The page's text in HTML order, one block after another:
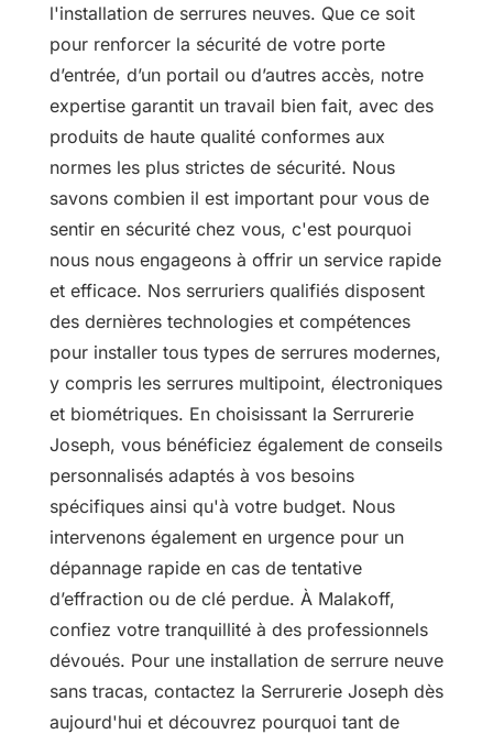
l'installation de serrures neuves. Que ce soit
pour renforcer la sécurité de votre porte
d’entrée, d’un portail ou d’autres accès, notre
expertise garantit un travail bien fait, avec des
produits de haute qualité conformes aux
normes les plus strictes de sécurité. Nous
savons combien il est important pour vous de
sentir en sécurité chez vous, c'est pourquoi
nous nous engageons à offrir un service rapide
et efficace. Nos serruriers qualifiés disposent
des dernières technologies et compétences
pour installer tous types de serrures modernes,
y compris les serrures multipoint, électroniques
et biométriques. En choisissant la Serrurerie
Joseph, vous bénéficiez également de conseils
personnalisés adaptés à vos besoins
spécifiques ainsi qu'à votre budget. Nous
intervenons également en urgence pour un
dépannage rapide en cas de tentative
d’effraction ou de clé perdue. À Malakoff,
confiez votre tranquillité à des professionnels
dévoués. Pour une installation de serrure neuve
sans tracas, contactez la Serrurerie Joseph dès
aujourd'hui et découvrez pourquoi tant de